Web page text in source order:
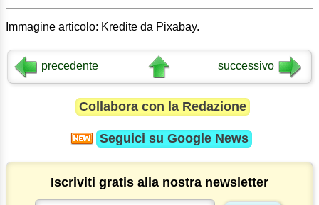
Immagine articolo: Kredite da Pixabay.
precedente successivo
Collabora con la Redazione
Seguici su Google News
Iscriviti gratis alla nostra newsletter